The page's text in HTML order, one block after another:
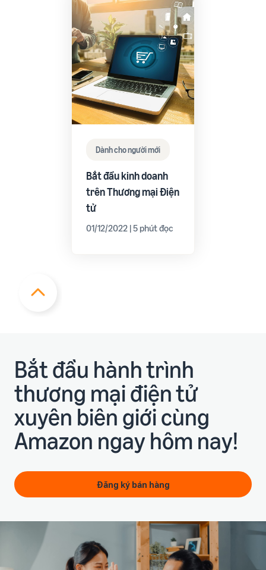
Dành cho người mới
Bắt đầu kinh doanh
trên Thương mại Điện
tử
01/12/2022 | 5 phút đọc
Bắt đầu hành trình
thương mại điện tử
xuyên biên giới cùng
Amazon ngay hôm nay!
Đăng ký bán hàng